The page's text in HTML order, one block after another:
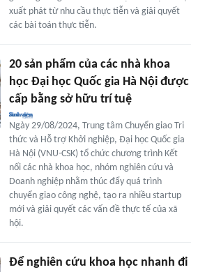
xuất phát từ nhu cầu thực tiễn và giải quyết
các bài toán thực tiễn.
20 sản phẩm của các nhà khoa
học Đại học Quốc gia Hà Nội được
cấp bằng sở hữu trí tuệ
Ngày 29/08/2024, Trung tâm Chuyển giao Tri
thức và Hỗ trợ Khởi nghiệp, Đại học Quốc gia
Hà Nội (VNU-CSK) tổ chức chương trình Kết
nối các nhà khoa học, nhóm nghiên cứu và
Doanh nghiệp nhằm thúc đẩy quá trình
chuyển giao công nghệ, tạo ra nhiều startup
mới và giải quyết các vấn đề thực tế của xã
hội.
Để nghiên cứu khoa học nhanh đi